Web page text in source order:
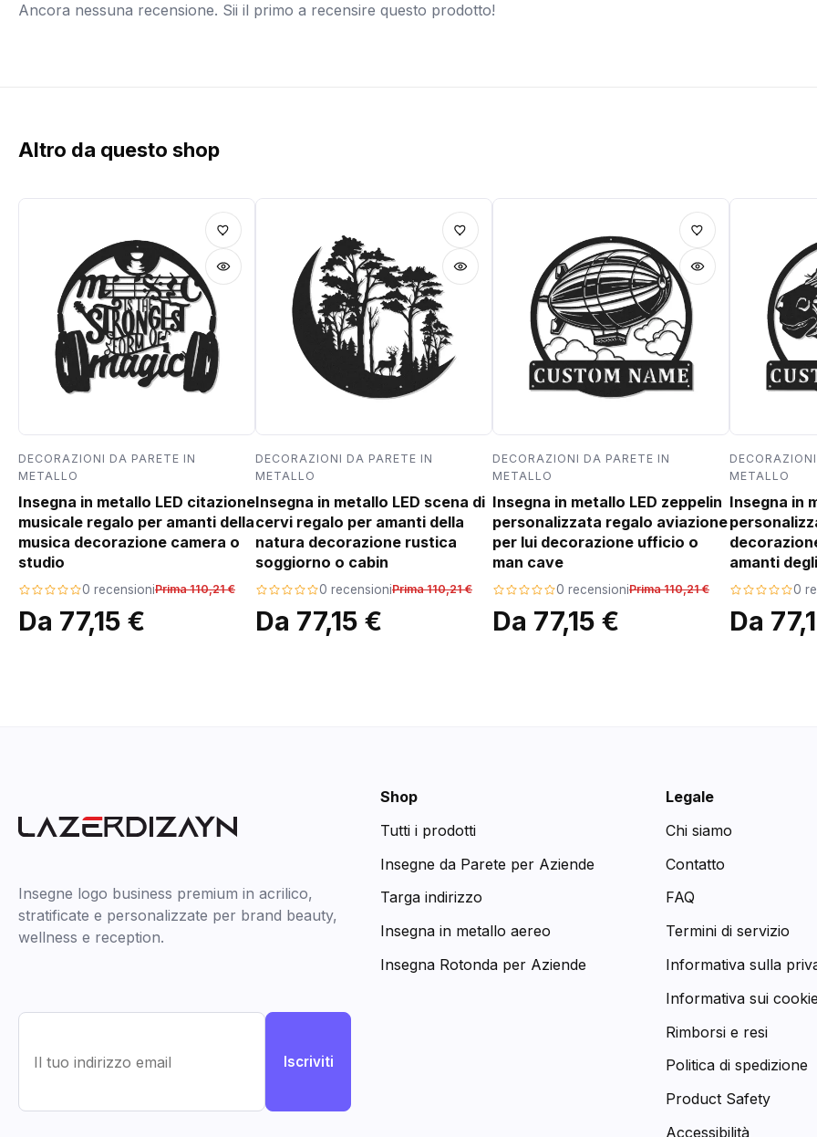
Ancora nessuna recensione. Sii il primo a recensire questo prodotto!
Altro da questo shop
DECORAZIONI DA PARETE IN
METALLO
Insegna in metallo LED citazione
musicale regalo per amanti della
musica decorazione camera o
studio
0 recensioniPrima 110,21 €
Da 77,15 €
DECORAZIONI DA PARETE IN
METALLO
Insegna in metallo LED scena di
cervi regalo per amanti della
natura decorazione rustica
soggiorno o cabin
0 recensioniPrima 110,21 €
Da 77,15 €
DECORAZIONI DA PARETE IN
METALLO
Insegna in metallo LED zeppelin
personalizzata regalo aviazione
per lui decorazione ufficio o
man cave
0 recensioniPrima 110,21 €
Da 77,15 €
METALLO
Insegna in
amanti
0
Da
Insegne logo business premium in acrilico,
stratificate e personalizzate per brand beauty,
wellness e reception.
Iscriviti
Shop
Tutti i prodotti
Insegne da Parete per Aziende
Targa indirizzo
Insegna in metallo aereo
Insegna Rotonda per Aziende
Legale
Chi siamo
Contatto
FAQ
Termini di servizio
Informativa sulla
Informativa sui
Rimborsi e resi
Politica di spedizione
Product Safety
Accessibilità